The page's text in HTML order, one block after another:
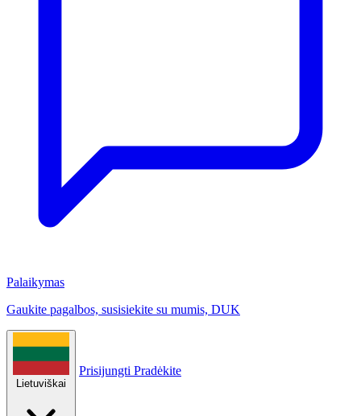
Palaikymas
Gaukite pagalbos, susisiekite su mumis, DUK
Lietuviškai
Prisijungti Pradėkite